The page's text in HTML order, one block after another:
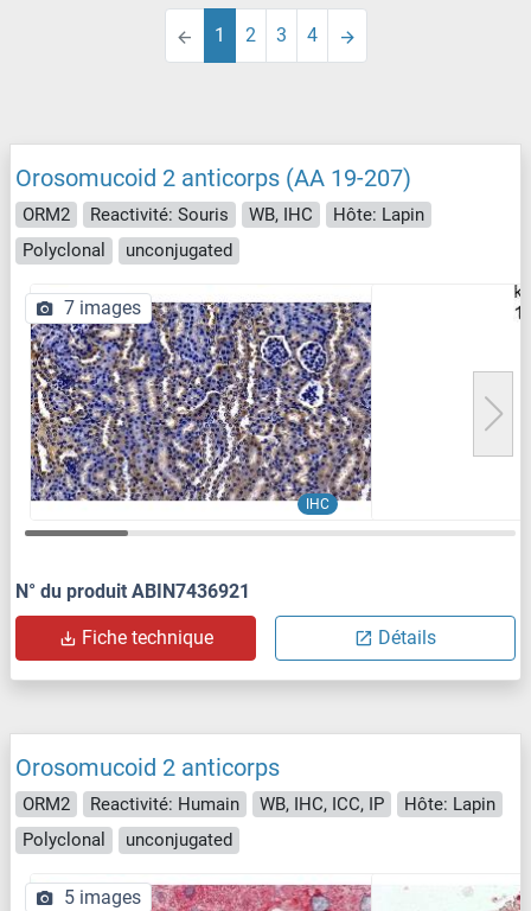
1 2 3 4
Orosomucoid 2 anticorps (AA 19-207)
ORM2 Reactivité: Souris WB, IHC
Hôte: Lapin
Polyclonal
unconjugated
IHC
7 images
N° du produit ABIN7436921
Fiche technique Détails
Orosomucoid 2 anticorps
ORM2 Reactivité: Humain WB, IHC, ICC, IP
Hôte: Lapin
Polyclonal
unconjugated
5 images